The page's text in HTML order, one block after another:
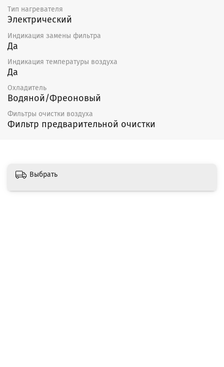
Тип нагревателя
Электрический
Индикация замены фильтра
Да
Индикация температуры воздуха
Да
Охладитель
Водяной/Фреоновый
Фильтры очистки воздуха
Фильтр предварительной очистки
Выбрать